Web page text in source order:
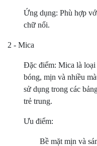
Ứng dụng: Phù hợp
chữ nổi.
2 - Mica
Đặc điểm: Mica là loại
bóng, mịn và nhiều
sử dụng trong các
trẻ trung.
Ưu điểm:
Bề mặt mịn và